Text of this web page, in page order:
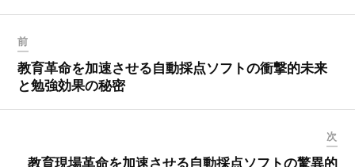
前
教育革命を加速させる自動採点ソフトの衝撃的未来
と勉強効果の秘密
次
教育現場革命を加速させる自動採点ソフトの驚異的